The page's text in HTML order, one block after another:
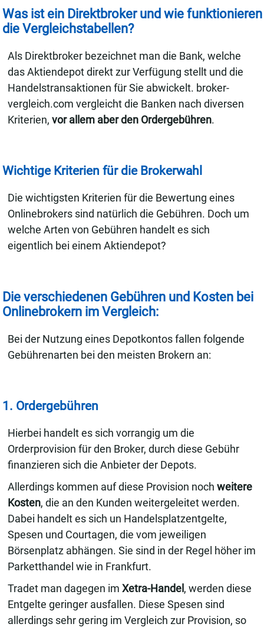
Was ist ein Direktbroker und wie funktionieren
die Vergleichstabellen?
Als Direktbroker bezeichnet man die Bank, welche
das Aktiendepot direkt zur Verfügung stellt und die
Handelstransaktionen für Sie abwickelt. broker-
vergleich.com vergleicht die Banken nach diversen
Kriterien,vor allem aber den Ordergebühren.
Wichtige Kriterien für die Brokerwahl
Die wichtigsten Kriterien für die Bewertung eines
Onlinebrokers sind natürlich die Gebühren. Doch um
welche Arten von Gebühren handelt es sich
eigentlich bei einem Aktiendepot?
Die verschiedenen Gebühren und Kosten bei
Onlinebrokern im Vergleich:
Bei der Nutzung eines Depotkontos fallen folgende
Gebührenarten bei den meisten Brokern an:
1. Ordergebühren
Hierbei handelt es sich vorrangig um die
Orderprovision für den Broker, durch diese Gebühr
finanzieren sich die Anbieter der Depots.
Allerdings kommen auf diese Provision nochweitere
Kosten, die an den Kunden weitergeleitet werden.
Dabei handelt es sich un Handelsplatzentgelte,
Spesen und Courtagen, die vom jeweiligen
Börsenplatz abhängen. Sie sind in der Regel höher im
Parketthandel wie in Frankfurt.
Tradet man dagegen imXetra-Handel , werden diese
Entgelte geringer ausfallen. Diese Spesen sind
allerdings sehr gering im Vergleich zur Provision, so